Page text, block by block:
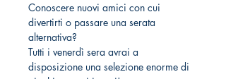
Conoscere nuovi amici con cui
divertirti o passare una serata
alternativa?
Tutti i venerdì sera avrai a
disposizione una selezione enorme di